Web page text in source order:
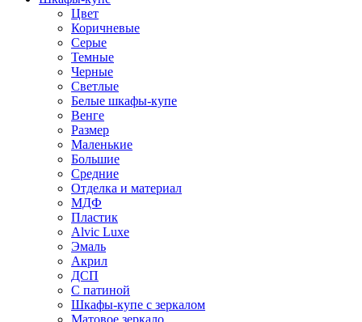
Цвет
Коричневые
Серые
Темные
Черные
Светлые
Белые шкафы-купе
Венге
Размер
Маленькие
Большие
Средние
Отделка и материал
МДФ
Пластик
Alvic Luxe
Эмаль
Акрил
ДСП
С патиной
Шкафы-купе с зеркалом
Матовое зеркало